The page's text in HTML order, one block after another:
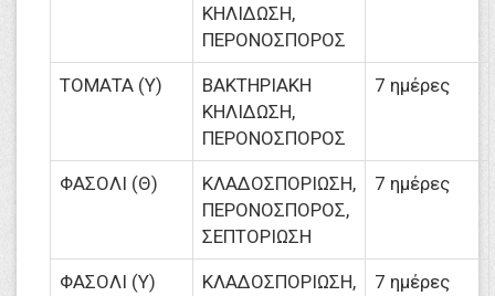
ΚΗΛΙΔΩΣΗ,
ΠΕΡΟΝΟΣΠΟΡΟΣ
ΤΟΜΑΤΑ (Υ)
ΒΑΚΤΗΡΙΑΚΗ
ΚΗΛΙΔΩΣΗ,
ΠΕΡΟΝΟΣΠΟΡΟΣ
7 ημέρες
ΦΑΣΟΛΙ (Θ)
ΚΛΑΔΟΣΠΟΡΙΩΣΗ,
ΠΕΡΟΝΟΣΠΟΡΟΣ,
ΣΕΠΤΟΡΙΩΣΗ
7 ημέρες
ΦΑΣΟΛΙ (Υ)
ΚΛΑΔΟΣΠΟΡΙΩΣΗ,
7 ημέρες